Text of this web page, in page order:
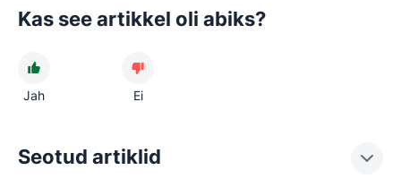
Kas see artikkel oli abiks?
Jah Ei
Seotud artiklid